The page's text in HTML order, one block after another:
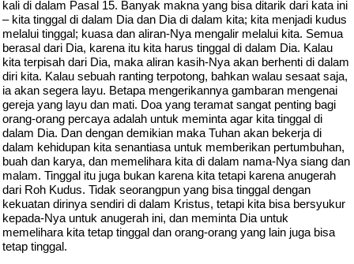
kali di dalam Pasal 15. Banyak makna yang bisa ditarik dari kata ini
– kita tinggal di dalam Dia dan Dia di dalam kita; kita menjadi kudus
melalui tinggal; kuasa dan aliran-Nya mengalir melalui kita. Semua
berasal dari Dia, karena itu kita harus tinggal di dalam Dia. Kalau
kita terpisah dari Dia, maka aliran kasih-Nya akan berhenti di dalam
diri kita. Kalau sebuah ranting terpotong, bahkan walau sesaat saja,
ia akan segera layu. Betapa mengerikannya gambaran mengenai
gereja yang layu dan mati. Doa yang teramat sangat penting bagi
orang-orang percaya adalah untuk meminta agar kita tinggal di
dalam Dia. Dan dengan demikian maka Tuhan akan bekerja di
dalam kehidupan kita senantiasa untuk memberikan pertumbuhan,
buah dan karya, dan memelihara kita di dalam nama-Nya siang dan
malam. Tinggal itu juga bukan karena kita tetapi karena anugerah
dari Roh Kudus. Tidak seorangpun yang bisa tinggal dengan
kekuatan dirinya sendiri di dalam Kristus, tetapi kita bisa bersyukur
kepada-Nya untuk anugerah ini, dan meminta Dia untuk
memelihara kita tetap tinggal dan orang-orang yang lain juga bisa
tetap tinggal.